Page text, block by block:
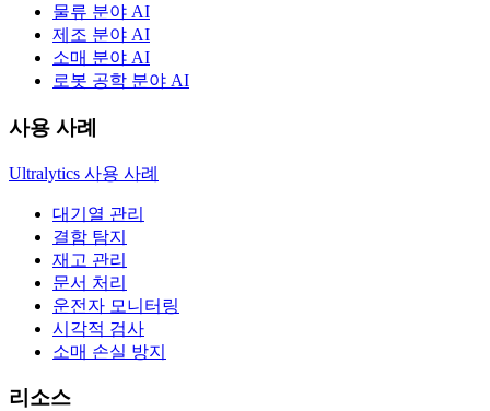
물류 분야 AI
제조 분야 AI
소매 분야 AI
로봇 공학 분야 AI
사용 사례
Ultralytics 사용 사례
대기열 관리
결함 탐지
재고 관리
문서 처리
운전자 모니터링
시각적 검사
소매 손실 방지
리소스